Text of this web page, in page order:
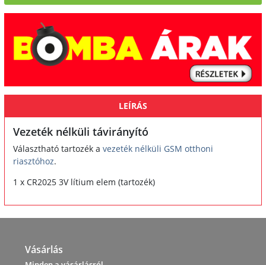
LEÍRÁS
Vezeték nélküli távirányító
Választható tartozék a vezeték nélküli GSM otthoni
riasztóhoz.
1 x CR2025 3V lítium elem (tartozék)
Vásárlás